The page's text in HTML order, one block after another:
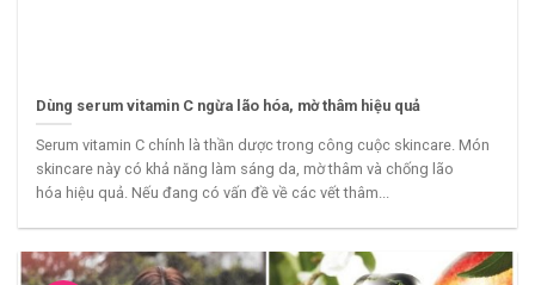
Dùng serum vitamin C ngừa lão hóa, mờ thâm hiệu quả
Serum vitamin C chính là thần dược trong công cuộc skincare. Món
skincare này có khả năng làm sáng da, mờ thâm và chống lão
hóa hiệu quả. Nếu đang có vấn đề về các vết thâm...